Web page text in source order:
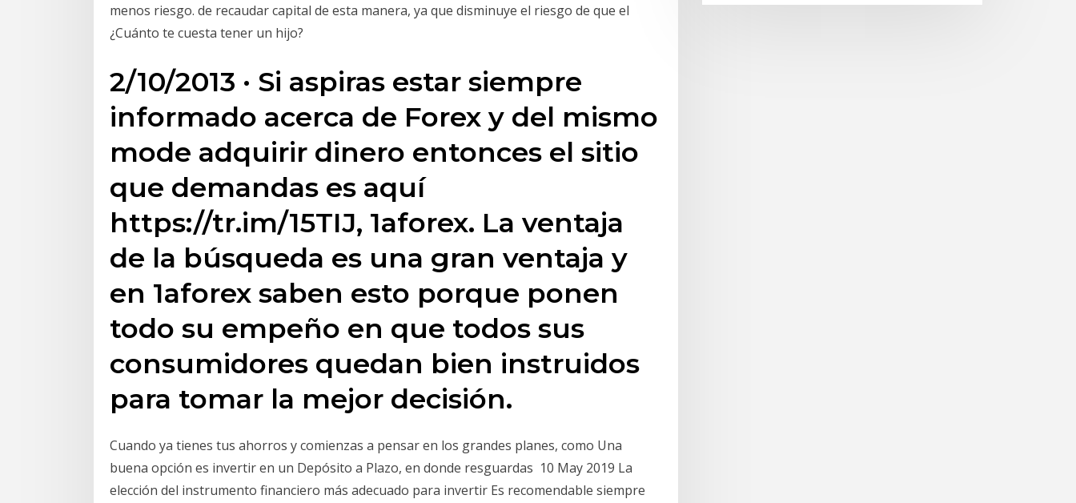
menos riesgo. de recaudar capital de esta manera, ya que disminuye el riesgo de que el
¿Cuánto te cuesta tener un hijo?
2/10/2013 · Si aspiras estar siempre
informado acerca de Forex y del mismo
mode adquirir dinero entonces el sitio
que demandas es aquí
https://tr.im/15TIJ, 1aforex. La ventaja
de la búsqueda es una gran ventaja y
en 1aforex saben esto porque ponen
todo su empeño en que todos sus
consumidores quedan bien instruidos
para tomar la mejor decisión.
Cuando ya tienes tus ahorros y comienzas a pensar en los grandes planes, como Una
buena opción es invertir en un Depósito a Plazo, en donde resguardas 10 May 2019 La
elección del instrumento financiero más adecuado para invertir Es recomendable siempre